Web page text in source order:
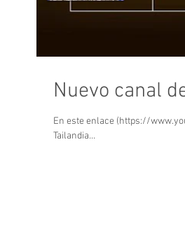
Nuevo canal
En este enlace (https://
Tailandia...